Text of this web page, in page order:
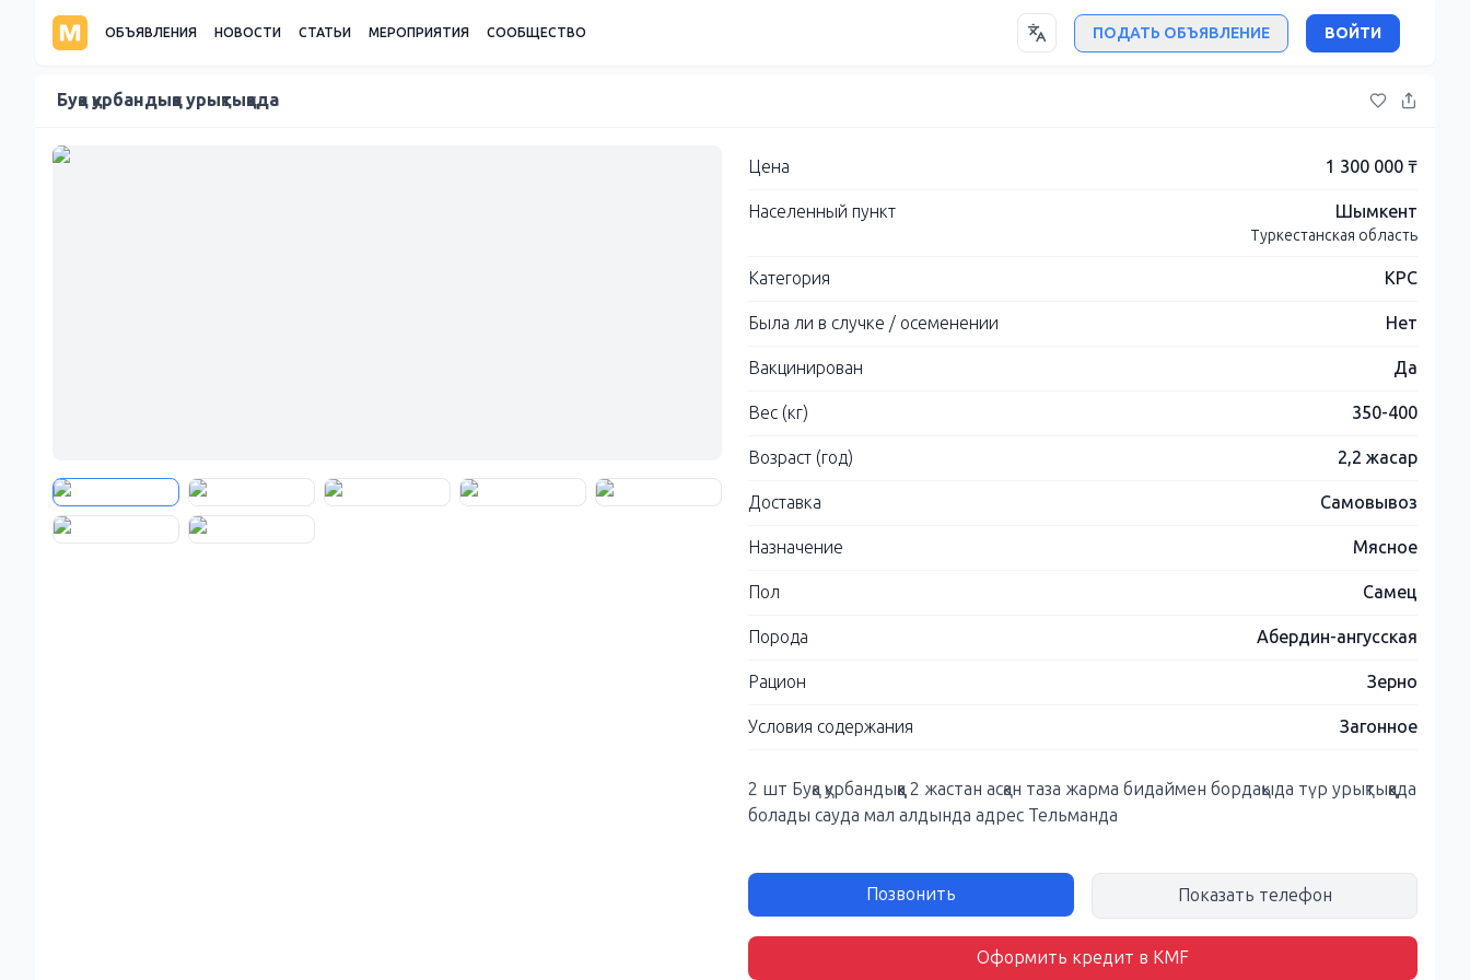
ОБЪЯВЛЕНИЯ НОВОСТИ СТАТЬИ МЕРОПРИЯТИЯ СООБЩЕСТВО ПОДАТЬ ОБЪЯВЛЕНИЕ ВОЙТИ
Буқа қурбандыққа урықтыққада
Цена 1 300 000 ₸
Населенный пункт Шымкент
Туркестанская область
Категория КРС
Была ли в случке / осеменении Нет
Вакцинирован Да
Вес (кг) 350-400
Возраст (год) 2,2 жасар
Доставка Самовывоз
Назначение Мясное
Пол Самец
Порода Абердин-ангусская
Рацион Зерно
Условия содержания Загонное
2 шт Буқа қурбандыққа 2 жастан асқан таза жарма бидаймен бордақыда түр урықтыққада
болады сауда мал алдында адрес Тельманда
Позвонить Показать телефон
Оформить кредит в KMF